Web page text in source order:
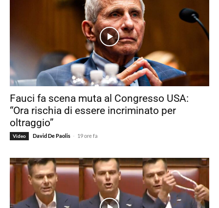
Fauci fa scena muta al Congresso USA:
“Ora rischia di essere incriminato per
oltraggio”
Video David De Paolis - 19 ore fa